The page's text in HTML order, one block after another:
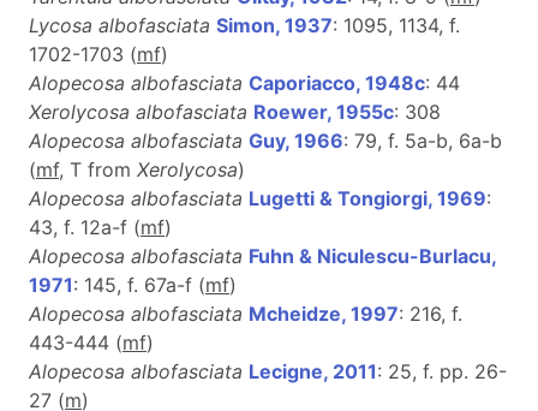
Lycosa albofasciata Simon, 1937: 1095, 1134, f.
1702-1703 (mf)
Alopecosa albofasciata Caporiacco, 1948c: 44
Xerolycosa albofasciata Roewer, 1955c: 308
Alopecosa albofasciata Guy, 1966: 79, f. 5a-b, 6a-b
(mf, T from Xerolycosa)
Alopecosa albofasciata Lugetti & Tongiorgi, 1969:
43, f. 12a-f (mf)
Alopecosa albofasciata Fuhn & Niculescu-Burlacu,
1971: 145, f. 67a-f (mf)
Alopecosa albofasciata Mcheidze, 1997: 216, f.
443-444 (mf)
Alopecosa albofasciata Lecigne, 2011: 25, f. pp. 26-
27 (m)